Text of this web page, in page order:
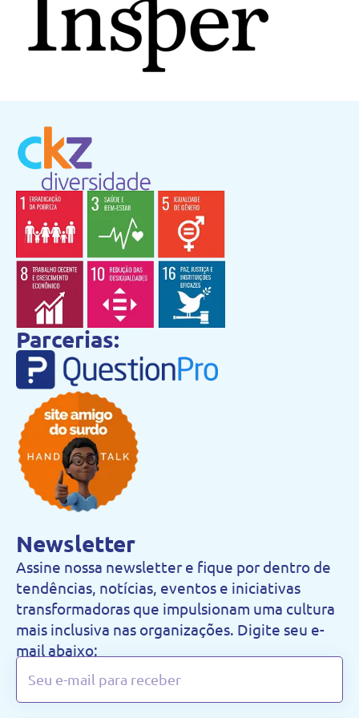
Parcerias:
Newsletter
Assine nossa newsletter e fique por dentro de
tendências, notícias, eventos e iniciativas
transformadoras que impulsionam uma cultura
mais inclusiva nas organizações. Digite seu e-
mail abaixo: